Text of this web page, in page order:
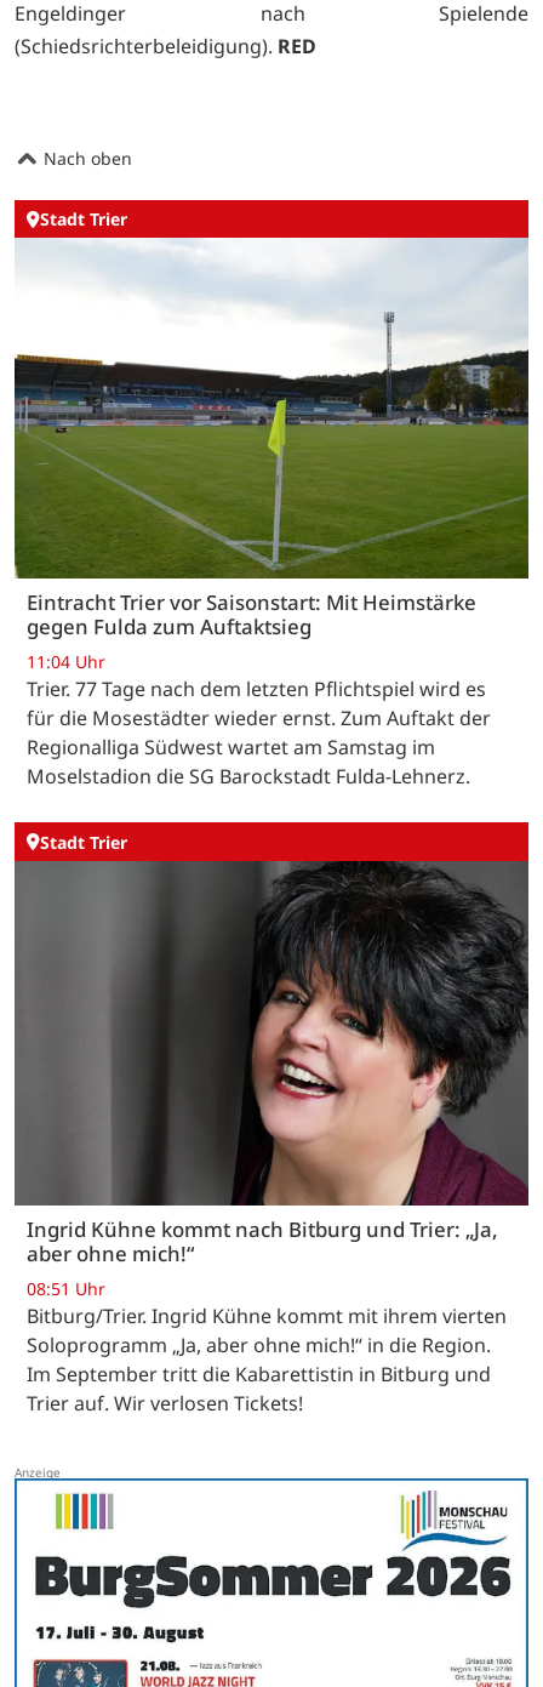
Engeldinger nach Spielende
(Schiedsrichterbeleidigung). RED
Nach oben
Stadt Trier
Eintracht Trier vor Saisonstart: Mit Heimstärke
gegen Fulda zum Auftaktsieg
11:04 Uhr
Trier. 77 Tage nach dem letzten Pflichtspiel wird es
für die Mosestädter wieder ernst. Zum Auftakt der
Regionalliga Südwest wartet am Samstag im
Moselstadion die SG Barockstadt Fulda-Lehnerz.
Stadt Trier
Ingrid Kühne kommt nach Bitburg und Trier: „Ja,
aber ohne mich!“
08:51 Uhr
Bitburg/Trier. Ingrid Kühne kommt mit ihrem vierten
Soloprogramm „Ja, aber ohne mich!“ in die Region.
Im September tritt die Kabarettistin in Bitburg und
Trier auf. Wir verlosen Tickets!